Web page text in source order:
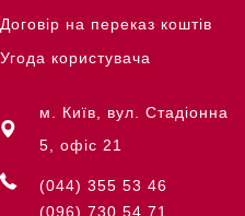
Договір на переказ коштів
Угода користувача
м. Київ, вул. Стадіонна
5, офіс 21
(044) 355 53 46
(096) 730 54 71